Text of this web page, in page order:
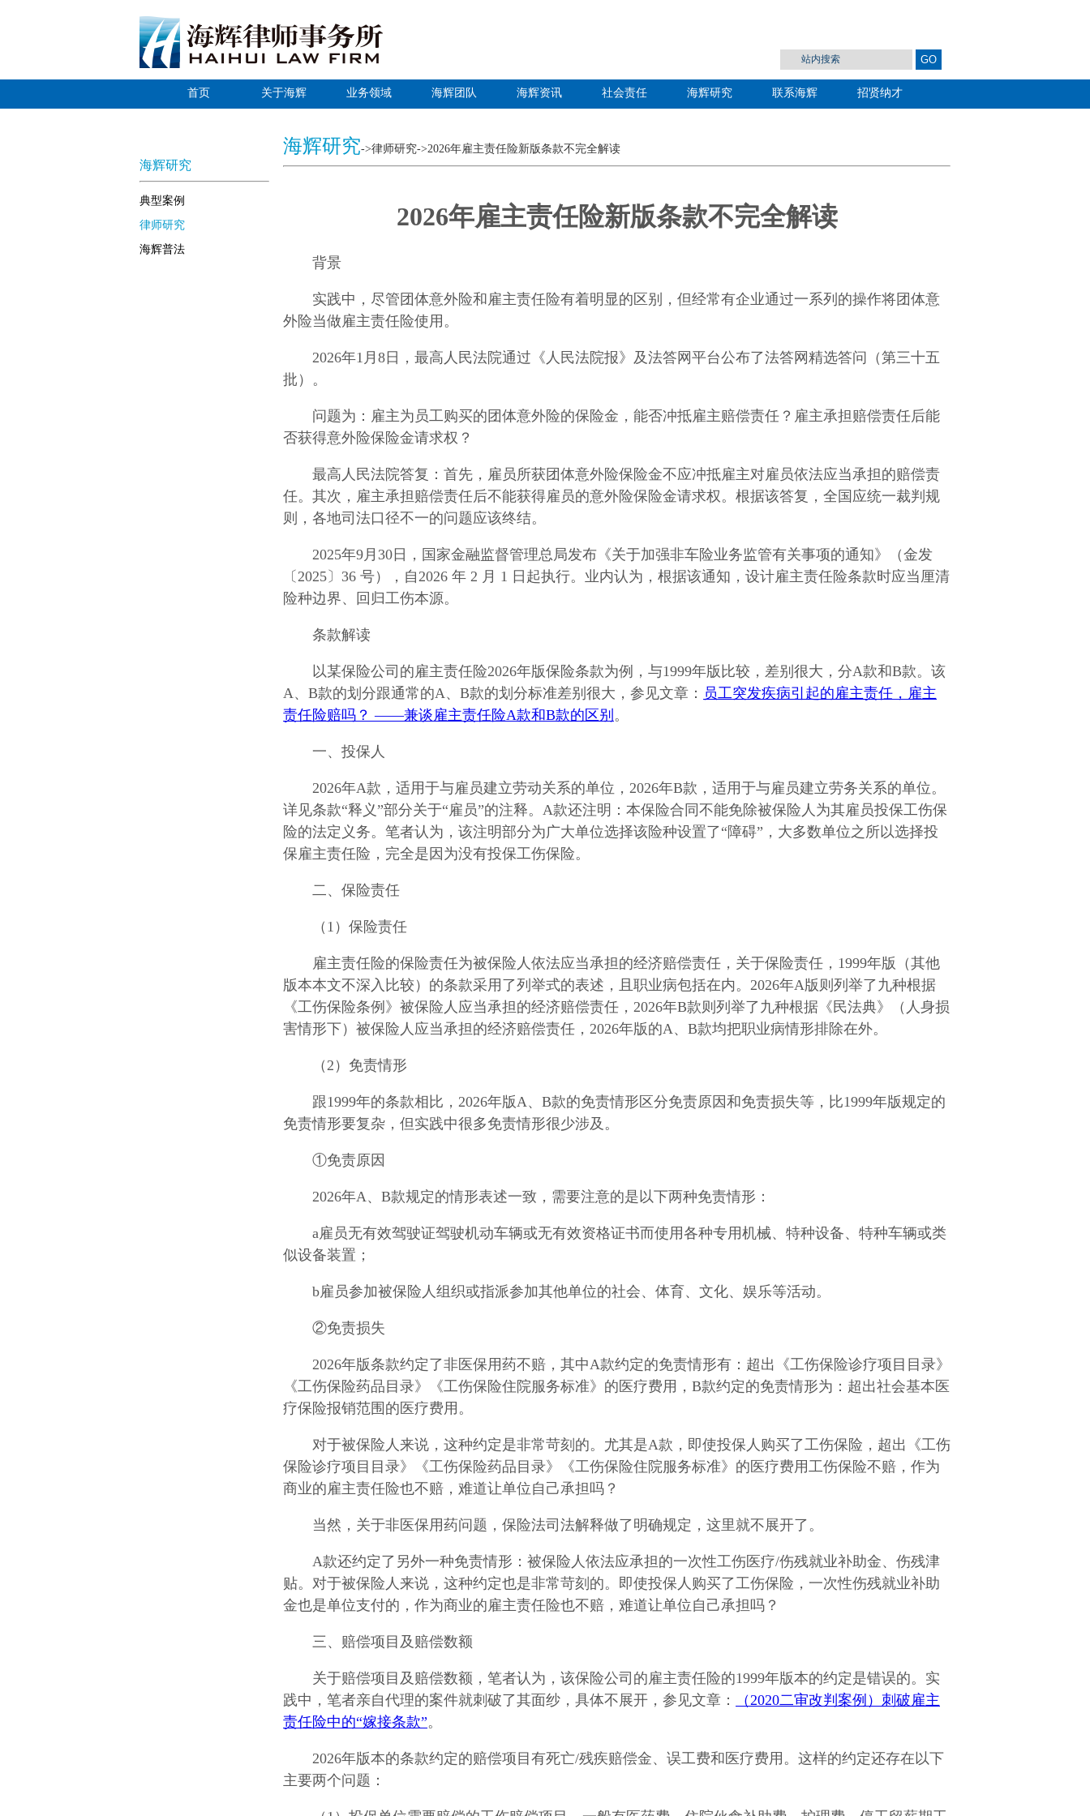
首页 关于海辉 业务领域 海辉团队 海辉资讯 社会责任 海辉研究 联系海辉 招贤纳才
海辉研究
典型案例
律师研究
海辉普法
海辉研究->律师研究->2026年雇主责任险新版条款不完全解读
2026年雇主责任险新版条款不完全解读
背景
实践中，尽管团体意外险和雇主责任险有着明显的区别，但经常有企业通过一系列的操作将团体意
外险当做雇主责任险使用。
2026年1月8日，最高人民法院通过《人民法院报》及法答网平台公布了法答网精选答问（第三十五
批）。
问题为：雇主为员工购买的团体意外险的保险金，能否冲抵雇主赔偿责任？雇主承担赔偿责任后能
否获得意外险保险金请求权？
最高人民法院答复：首先，雇员所获团体意外险保险金不应冲抵雇主对雇员依法应当承担的赔偿责
任。其次，雇主承担赔偿责任后不能获得雇员的意外险保险金请求权。根据该答复，全国应统一裁判规
则，各地司法口径不一的问题应该终结。
2025年9月30日，国家金融监督管理总局发布《关于加强非车险业务监管有关事项的通知》（金发
〔2025〕36 号），自2026 年 2 月 1 日起执行。业内认为，根据该通知，设计雇主责任险条款时应当厘清
险种边界、回归工伤本源。
条款解读
以某保险公司的雇主责任险2026年版保险条款为例，与1999年版比较，差别很大，分A款和B款。该
A、B款的划分跟通常的A、B款的划分标准差别很大，参见文章： 员工突发疾病引起的雇主责任，雇主
责任险赔吗？ ——兼谈雇主责任险A款和B款的区别 。
一、投保人
2026年A款，适用于与雇员建立劳动关系的单位，2026年B款，适用于与雇员建立劳务关系的单位。
详见条款“释义”部分关于“雇员”的注释。A款还注明：本保险合同不能免除被保险人为其雇员投保工伤保
险的法定义务。笔者认为，该注明部分为广大单位选择该险种设置了“障碍”，大多数单位之所以选择投
保雇主责任险，完全是因为没有投保工伤保险。
二、保险责任
（1）保险责任
雇主责任险的保险责任为被保险人依法应当承担的经济赔偿责任，关于保险责任，1999年版（其他
版本本文不深入比较）的条款采用了列举式的表述，且职业病包括在内。2026年A版则列举了九种根据
《工伤保险条例》被保险人应当承担的经济赔偿责任，2026年B款则列举了九种根据《民法典》（人身损
害情形下）被保险人应当承担的经济赔偿责任，2026年版的A、B款均把职业病情形排除在外。
（2）免责情形
跟1999年的条款相比，2026年版A、B款的免责情形区分免责原因和免责损失等，比1999年版规定的
免责情形要复杂，但实践中很多免责情形很少涉及。
①免责原因
2026年A、B款规定的情形表述一致，需要注意的是以下两种免责情形：
a雇员无有效驾驶证驾驶机动车辆或无有效资格证书而使用各种专用机械、特种设备、特种车辆或类
似设备装置；
b雇员参加被保险人组织或指派参加其他单位的社会、体育、文化、娱乐等活动。
②免责损失
2026年版条款约定了非医保用药不赔，其中A款约定的免责情形有：超出《工伤保险诊疗项目目录》
《工伤保险药品目录》《工伤保险住院服务标准》的医疗费用，B款约定的免责情形为：超出社会基本医
疗保险报销范围的医疗费用。
对于被保险人来说，这种约定是非常苛刻的。尤其是A款，即使投保人购买了工伤保险，超出《工伤
保险诊疗项目目录》《工伤保险药品目录》《工伤保险住院服务标准》的医疗费用工伤保险不赔，作为
商业的雇主责任险也不赔，难道让单位自己承担吗？
当然，关于非医保用药问题，保险法司法解释做了明确规定，这里就不展开了。
A款还约定了另外一种免责情形：被保险人依法应承担的一次性工伤医疗/伤残就业补助金、伤残津
贴。对于被保险人来说，这种约定也是非常苛刻的。即使投保人购买了工伤保险，一次性伤残就业补助
金也是单位支付的，作为商业的雇主责任险也不赔，难道让单位自己承担吗？
三、赔偿项目及赔偿数额
关于赔偿项目及赔偿数额，笔者认为，该保险公司的雇主责任险的1999年版本的约定是错误的。实
践中，笔者亲自代理的案件就刺破了其面纱，具体不展开，参见文章：
（2020二审改判案例）刺破雇主
责任险中的“嫁接条款”。
2026年版本的条款约定的赔偿项目有死亡/残疾赔偿金、误工费和医疗费用。这样的约定还存在以下
主要两个问题：